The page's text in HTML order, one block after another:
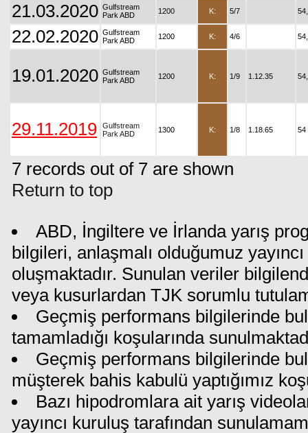
21.03.2020 Gulfstream
Park ABD
1200 K: 5/7
22.02.2020 Gulfstream
Park ABD
1200 K: 4/6
19.01.2020 Gulfstream
Park ABD
1200 K: 1/9 1.12.35
29.11.2019
Gulfstream
Park ABD
1300 K: 1/8 1.18.65 54
7 records out of 7 are shown
Return to top
ABD, İngiltere ve İrlanda yarış
bilgileri, anlaşmalı olduğumuz
oluşmaktadır. Sunulan veriler
veya kusurlardan TJK sorumlu
Geçmiş performans bilgilerinde
tamamladığı koşularında
Geçmiş performans bilgilerinde
müşterek bahis kabulü yaptığımız
Bazı hipodromlara ait yarış
yayıncı kuruluş tarafından